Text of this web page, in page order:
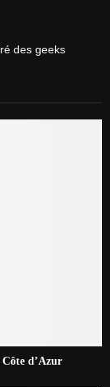
des geeks
d’Azur